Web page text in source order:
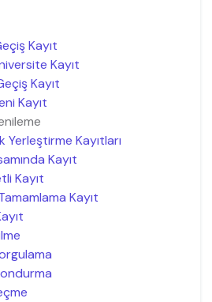
Kayıt
Kayıt
Kayıt
Kayıt
Yerleştirme Kayıtları
Kayıt
Kayıt
Kayıt